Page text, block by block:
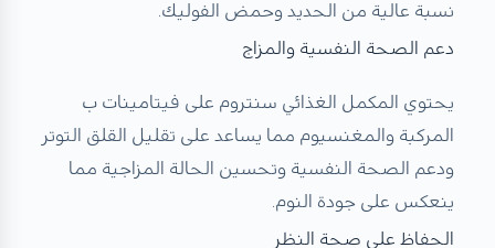
نسبة عالية من الحديد وحمض الفوليك.
دعم الصحة النفسية والمزاج
يحتوي المكمل الغذائي سنتروم على فيتامينات ب
المركبة والمغنسيوم مما يساعد على تقليل القلق التوتر
ودعم الصحة النفسية وتحسين الحالة المزاجية مما
ينعكس على جودة النوم.
الحفاظ على صحة النظر